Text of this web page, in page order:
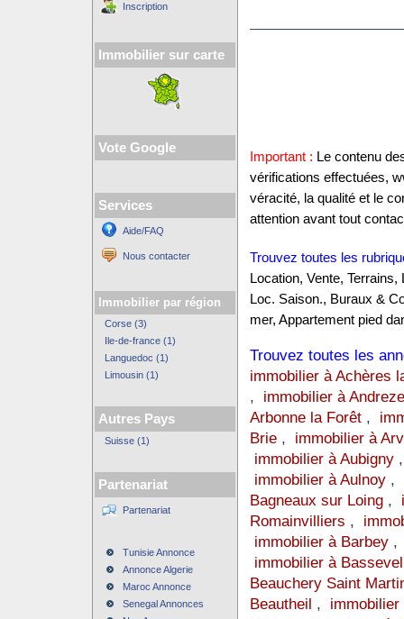
Inscription
Immobilier sur carte
Vote Google
Services
Aide/FAQ
Nous contacter
Immobilier par région
Corse (3)
Ile-de-france (1)
Languedoc (1)
Limousin (1)
Autres Pays
Suisse (1)
Partenariat
Partenariat
Tunisie Annonce
Annonce Algerie
Maroc Annonce
Senegal Annonces
Important : Le contenu
vérifications effectuées,
véracité, la qualité et le
attention avant tout
Trouvez toutes les
Location, Vente,
Loc. Saison., Buraux &
mer, Appartement pied
Trouvez toutes les
immobilier à Achères
, immobilier à
Arbonne la Forêt ,
Brie , immobilier à
immobilier à Aubigny
immobilier à Aulnoy ,
Bagneaux sur Loing ,
Romainvilliers ,
immobilier à Barbey
immobilier à
Beauchery Saint
Beautheil ,